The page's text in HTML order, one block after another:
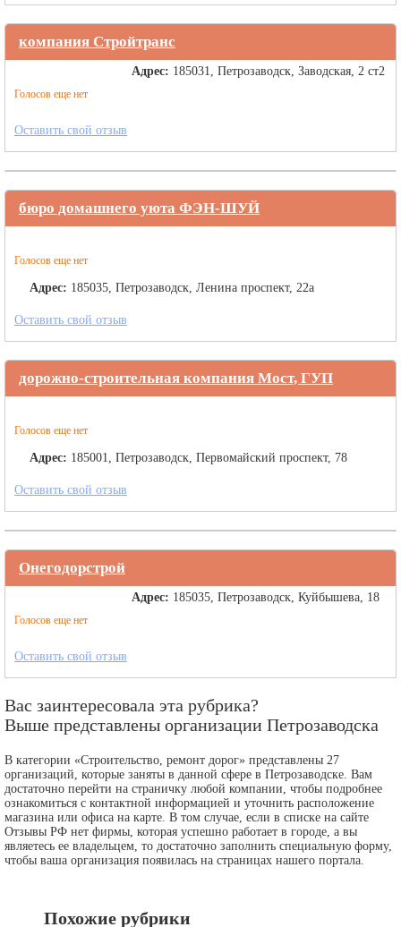
компания Стройтранс
Голосов еще нет
Адрес: 185031, Петрозаводск, Заводская, 2 ст2
Оставить свой отзыв
бюро домашнего уюта ФЭН-ШУЙ
Голосов еще нет
Адрес: 185035, Петрозаводск, Ленина проспект, 22а
Оставить свой отзыв
дорожно-строительная компания Мост, ГУП
Голосов еще нет
Адрес: 185001, Петрозаводск, Первомайский проспект, 78
Оставить свой отзыв
Онегодорстрой
Голосов еще нет
Адрес: 185035, Петрозаводск, Куйбышева, 18
Оставить свой отзыв
Вас заинтересовала эта рубрика?
Выше представлены организации Петрозаводска
В категории «Строительство, ремонт дорог» представлены 27
организаций, которые заняты в данной сфере в Петрозаводске. Вам
достаточно перейти на страничку любой компании, чтобы подробнее
ознакомиться с контактной информацией и уточнить расположение
магазина или офиса на карте. В том случае, если в списке на сайте
Отзывы РФ нет фирмы, которая успешно работает в городе, а вы
являетесь ее владельцем, то достаточно заполнить специальную форму,
чтобы ваша организация появилась на страницах нашего портала.
Похожие рубрики